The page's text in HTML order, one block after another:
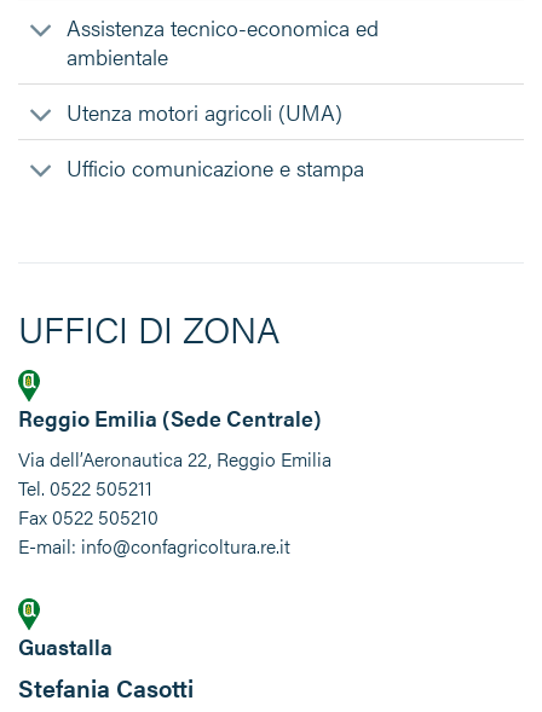
Assistenza tecnico-economica ed
ambientale
Utenza motori agricoli (UMA)
Ufficio comunicazione e stampa
UFFICI DI ZONA
Reggio Emilia (Sede Centrale)
Via dell’Aeronautica 22, Reggio Emilia
Tel. 0522 505211
Fax 0522 505210
E-mail: info@confagricoltura.re.it
Guastalla
Stefania Casotti